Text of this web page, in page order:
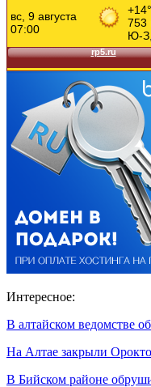
Интересное:
В алтайском ведомстве
На Алтае закрыли
В Бийском районе